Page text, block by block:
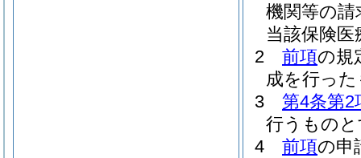
機関等の
当該保険
2
前項の規
成を行っ
3
第4条第2
行うもの
4
前項の申